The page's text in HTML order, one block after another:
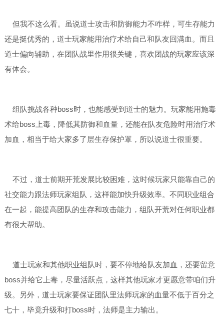
但我不这么看。虽说道士攻击和防御能力不咋样，可生存能力
还是挺优秀的，道士玩家能用治疗术给自己和队友回满血。而且
道士偏向辅助，在团队战里作用很关键，喜欢团战的玩家应该深
有体会。
组队挑战各种boss时，也能感受到道士的魅力。玩家能用施毒
术给boss上毒，降低其防御和血量，还能在队友危险时用治疗术
加血，相当于给大家多了层生存保护罩，所以说道士很重要。
不过，道士前期开荒发展比较困难，这时候玩家只能靠自己的
社交能力跟法师玩家组队，这样能加快升级效率。不同职业组合
在一起，能提高团队的生存和攻击能力，组队开荒对任何职业都
有很大帮助。
道士玩家和其他职业组队时，要不停地给队友加血，还要留意
boss并给它上毒，尽量活跃点，这样其他玩家才更愿意带咱们升
级。另外，道士玩家要保证团队里法师玩家的血量不低于百分之
七十，毕竟升级和打boss时，法师是主力输出。